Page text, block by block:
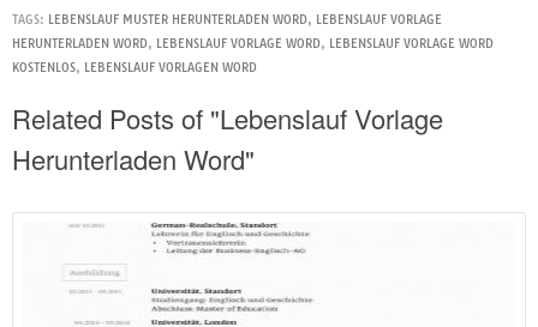
TAGS: LEBENSLAUF MUSTER HERUNTERLADEN WORD, LEBENSLAUF VORLAGE
HERUNTERLADEN WORD, LEBENSLAUF VORLAGE WORD, LEBENSLAUF VORLAGE WORD
KOSTENLOS, LEBENSLAUF VORLAGEN WORD
Related Posts of "Lebenslauf Vorlage
Herunterladen Word"